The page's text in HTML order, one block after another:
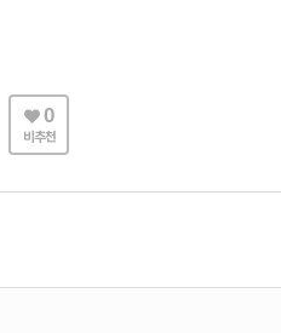
0
비추천